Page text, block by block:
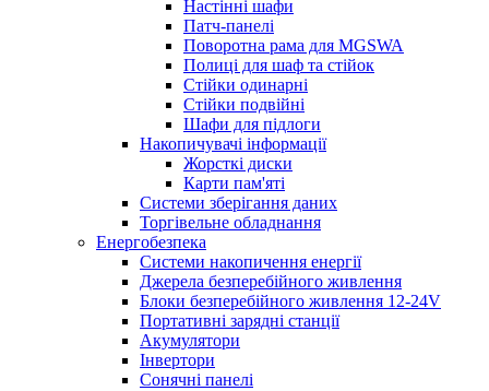
Настінні шафи
Патч-панелі
Поворотна рама для MGSWA
Полиці для шаф та стійок
Стійки одинарні
Стійки подвійні
Шафи для підлоги
Накопичувачі інформації
Жорсткі диски
Карти пам'яті
Системи зберігання даних
Торгівельне обладнання
Енергобезпека
Системи накопичення енергії
Джерела безперебійного живлення
Блоки безперебійного живлення 12-24V
Портативні зарядні станції
Акумулятори
Інвертори
Сонячні панелі